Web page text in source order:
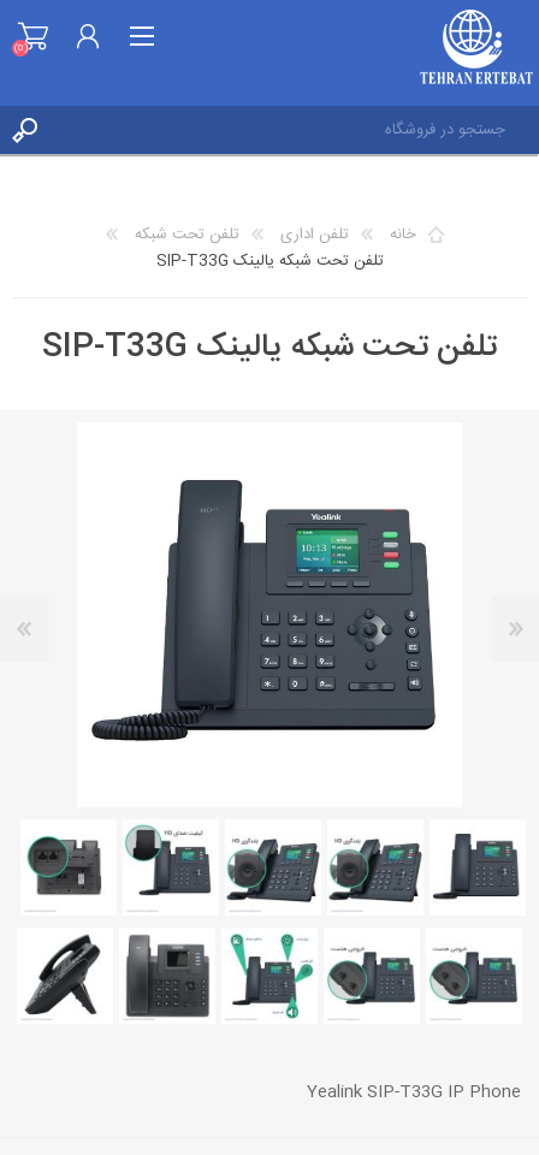
(0)
خانه تلفن اداری
تلفن تحت شبکه
تلفن تحت شبکه یالینک SIP-T33G
تلفن تحت شبکه یالینک SIP-T33G
Yealink SIP-T33G IP Phone